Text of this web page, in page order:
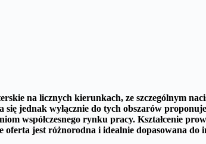
na licznych kierunkach, ze szczególnym
się jednak wyłącznie do tych obszarów
współczesnego rynku pracy. Kształcenie
jest różnorodna i idealnie dopasowana